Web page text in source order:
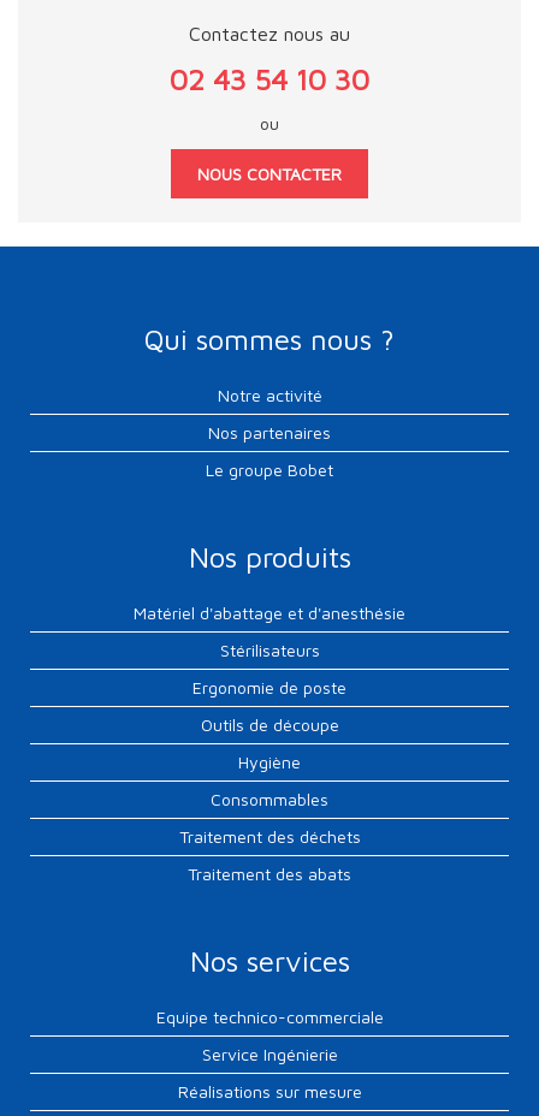
Contactez nous au
02 43 54 10 30
ou
NOUS CONTACTER
Qui sommes nous ?
Notre activité
Nos partenaires
Le groupe Bobet
Nos produits
Matériel d'abattage et d'anesthésie
Stérilisateurs
Ergonomie de poste
Outils de découpe
Hygiène
Consommables
Traitement des déchets
Traitement des abats
Nos services
Equipe technico-commerciale
Service Ingénierie
Réalisations sur mesure